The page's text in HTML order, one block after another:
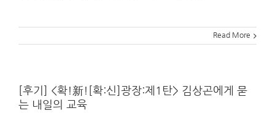
Read More
[후기] <확!新![확:신]광장:제1탄> 김상곤에게 묻
는 내일의 교육